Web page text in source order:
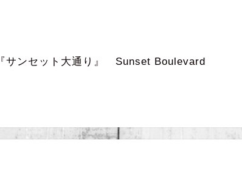
『サンセット大通り』 Sunset Boulevard